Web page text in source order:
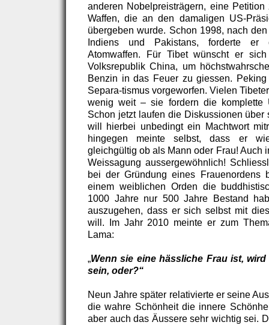
anderen Nobelpreisträgern, eine Petition
Waffen, die an den damaligen US-
übergeben wurde. Schon 1998, nach
Indiens und Pakistans, forderte er
Atomwaffen. Für Tibet wünscht er
Volksrepublik China, um
Benzin in das Feuer zu giessen.
Separa-tismus vorgeworfen. Vielen
wenig weit – sie fordern die komplette
Schon jetzt laufen die Diskussionen über
will hierbei unbedingt ein Machtwort
hingegen meinte selbst, dass er
gleichgültig ob als Mann oder Frau! Auch
Weissagung aussergewöhnlich!
bei der Gründung eines Frauenordens
einem weiblichen Orden die
1000 Jahre nur 500 Jahre Bestand
auszugehen, dass er sich selbst mit
will. Im Jahr 2010 meinte er zum
Lama:
„Wenn sie eine hässliche Frau ist,
sein, oder?“
Neun Jahre später relativierte er seine
die wahre Schönheit die innere
aber auch das Äussere sehr wichtig sei.